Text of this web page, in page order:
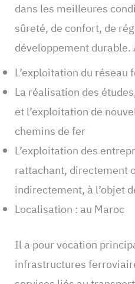
dans les meilleures
sûreté, de confort, de
développement
L’exploitation du réseau
La réalisation des
et l’exploitation de
chemins de fer
L’exploitation des
rattachant, directement
indirectement, à l’objet
Localisation : au Maroc
Il a pour vocation
infrastructures